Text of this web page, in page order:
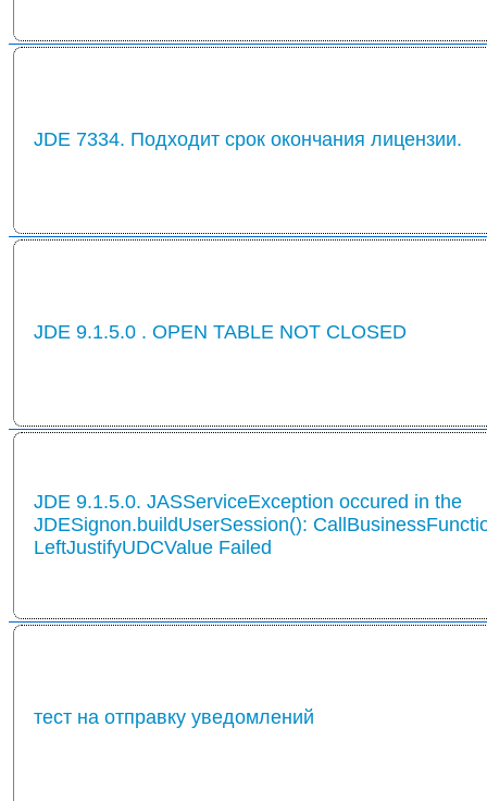
JDE 7334. Подходит срок окончания лицензии.
JDE 9.1.5.0 . OPEN TABLE NOT CLOSED
JDE 9.1.5.0. JASServiceException occured in the
JDESignon.buildUserSession():
LeftJustifyUDCValue Failed
тест на отправку уведомлений